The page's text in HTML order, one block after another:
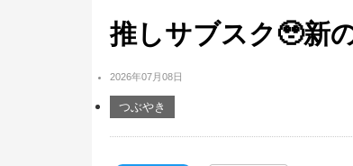
推しサブスク🥹新
2026年07月08日
つぶやき